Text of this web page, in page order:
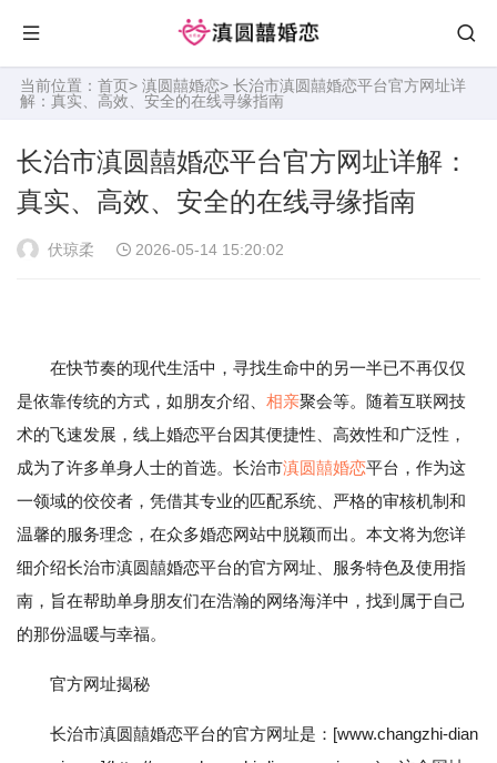
当前位置： 首页> 滇圆囍婚恋> 长治市滇圆囍婚恋平台官方网址详
解：真实、高效、安全的在线寻缘指南
长治市滇圆囍婚恋平台官方网址详解：
真实、高效、安全的在线寻缘指南
伏琼柔 2026-05-14 15:20:02
在快节奏的现代生活中，寻找生命中的另一半已不再仅仅
是依靠传统的方式，如朋友介绍、 相亲聚会等。随着互联网技
术的飞速发展，线上婚恋平台因其便捷性、高效性和广泛性，
成为了许多单身人士的首选。长治市滇圆囍婚恋平台，作为这
一领域的佼佼者，凭借其专业的匹配系统、严格的审核机制和
温馨的服务理念，在众多婚恋网站中脱颖而出。本文将为您详
细介绍长治市滇圆囍婚恋平台的官方网址、服务特色及使用指
南，旨在帮助单身朋友们在浩瀚的网络海洋中，找到属于自己
的那份温暖与幸福。
官方网址揭秘
长治市滇圆囍婚恋平台的官方网址是：[www.changzhi-dian